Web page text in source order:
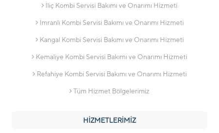
İliç Kombi Servisi Bakımı ve Onarımı Hizmeti
İmranlı Kombi Servisi Bakımı ve Onarımı Hizmeti
Kangal Kombi Servisi Bakımı ve Onarımı Hizmeti
Kemaliye Kombi Servisi Bakımı ve Onarımı Hizmeti
Refahiye Kombi Servisi Bakımı ve Onarımı Hizmeti
Tüm Hizmet Bölgelerimiz
HİZMETLERİMİZ